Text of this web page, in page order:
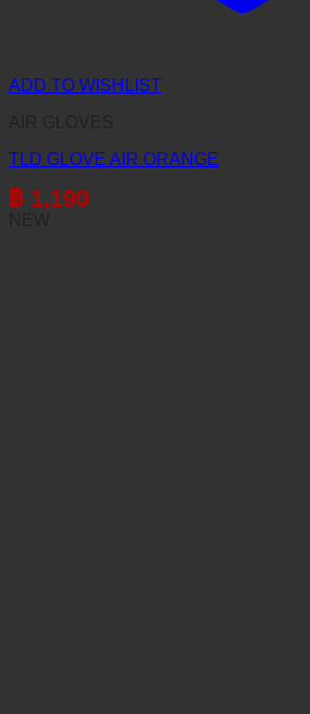
ADD TO WISHLIST
TLD GLOVE AIR ORANGE
฿ 1,190